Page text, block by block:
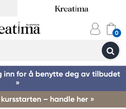
inn for å benytte deg av tilbudet
»
– handle her »